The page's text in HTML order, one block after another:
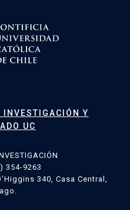
INVESTIGACIÓN Y
UC
354-9263
340, Casa Central,